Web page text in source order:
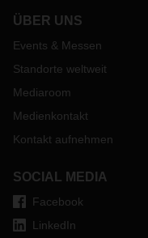
ÜBER UNS
Events & Messen
Standorte weltweit
Mediaroom
Medienkontakt
Kontakt aufnehmen
SOCIAL MEDIA
Facebook
LinkedIn